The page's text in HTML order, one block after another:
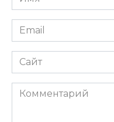
*
Email
*
Сайт
Комментарий